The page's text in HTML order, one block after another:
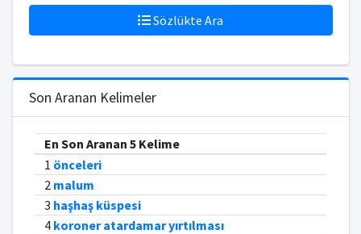
Sözlükte Ara
Son Aranan Kelimeler
En Son Aranan 5 Kelime
1 önceleri
2 malum
3 haşhaş küspesi
4 koroner atardamar yırtılması